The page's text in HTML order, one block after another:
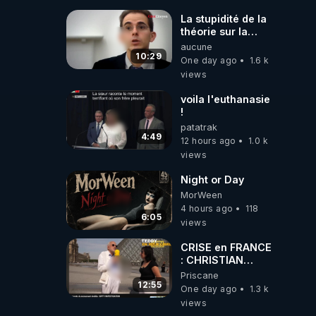
10:29
La stupidité de la
théorie sur la
responsabilité de
l’homme
concernant le
carbone.
aucune
One day ago
1.6 k
views
4:49
voila l'euthanasie
!
patatrak
12 hours ago
1.0 k
views
6:05
Night or Day
MorWeen
4 hours ago
118
views
12:55
CRISE en FRANCE
: CHRISTIAN
COTTEN FAIT une
étrange
découverte
Priscane
One day ago
1.3 k
views